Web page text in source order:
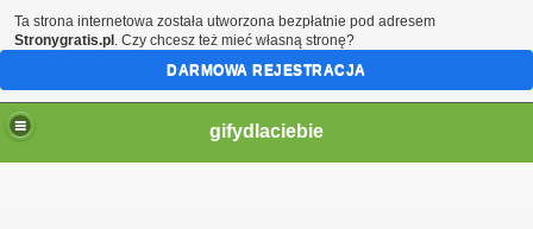
gifydlaciebie
Ta strona internetowa została utworzona bezpłatnie pod adresem
Stronygratis.pl . Czy chcesz też mieć własną stronę?
DARMOWA REJESTRACJA